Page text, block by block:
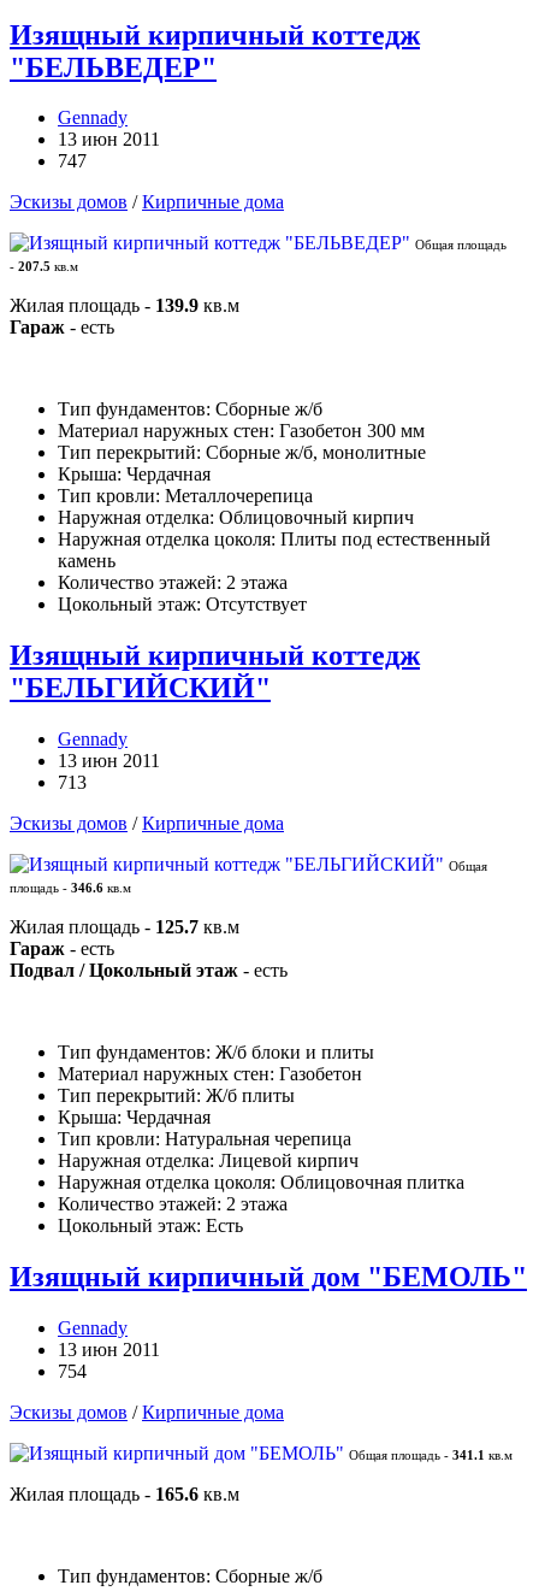
Изящный кирпичный коттедж
"БЕЛЬВЕДЕР"
Gennady
13 июн 2011
747
Эскизы домов /Кирпичные дома
Общая площадь
- 207.5 кв.м
Жилая площадь - 139.9 кв.м
Гараж - есть
Тип фундаментов: Сборные ж/б
Материал наружных стен: Газобетон 300 мм
Тип перекрытий: Сборные ж/б, монолитные
Крыша: Чердачная
Тип кровли: Металлочерепица
Наружная отделка: Облицовочный кирпич
Наружная отделка цоколя: Плиты под естественный
камень
Количество этажей: 2 этажа
Цокольный этаж: Отсутствует
Изящный кирпичный коттедж
"БЕЛЬГИЙСКИЙ"
Gennady
13 июн 2011
713
Эскизы домов /Кирпичные дома
Общая
площадь - 346.6 кв.м
Жилая площадь - 125.7 кв.м
Гараж - есть
Подвал / Цокольный этаж - есть
Тип фундаментов: Ж/б блоки и плиты
Материал наружных стен: Газобетон
Тип перекрытий: Ж/б плиты
Крыша: Чердачная
Тип кровли: Натуральная черепица
Наружная отделка: Лицевой кирпич
Наружная отделка цоколя: Облицовочная плитка
Количество этажей: 2 этажа
Цокольный этаж: Есть
Изящный кирпичный дом "БЕМОЛЬ"
Gennady
13 июн 2011
754
Эскизы домов /Кирпичные дома
Общая площадь - 341.1 кв.м
Жилая площадь - 165.6 кв.м
Тип фундаментов: Сборные ж/б